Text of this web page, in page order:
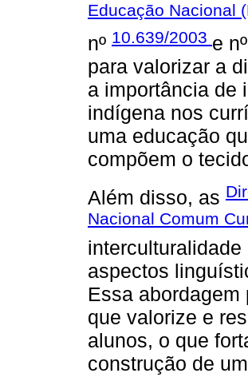
Educação Nacional
nº 10.639/2003 e nº
para valorizar a
a importância de
indígena nos
uma educação
compõem o
Além disso, as
Nacional Comum
aspectos
Essa
que valorize e
alunos, o que
construção de